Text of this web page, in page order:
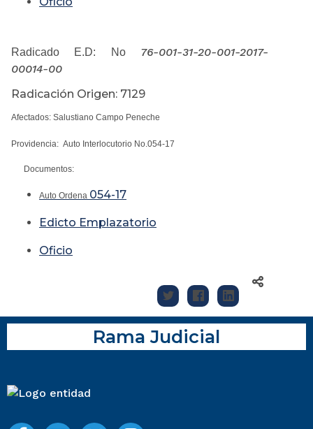
Radicado E.D: No 76-001-31-20-001-2017-
00014-00
Radicación Origen: 7129
Afectados: Salustiano Campo Peneche
Providencia: Auto Interlocutorio No.054-17
Documentos:
Auto Ordena 054-17
Edicto Emplazatorio
Oficio
Rama Judicial